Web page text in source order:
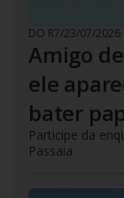
DO R7/23/07/2026
Amigo
ele
bater
Participe da
Passaia